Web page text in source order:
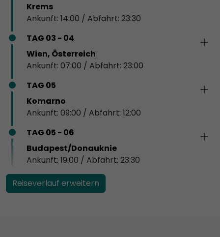
Krems
Ankunft: 14:00 / Abfahrt: 23:30
TAG 03 - 04
Wien, Österreich
Ankunft: 07:00 / Abfahrt: 23:00
TAG 05
Komarno
Ankunft: 09:00 / Abfahrt: 12:00
TAG 05 - 06
Budapest/Donauknie
Ankunft: 19:00 / Abfahrt: 23:30
Reiseverlauf erweitern